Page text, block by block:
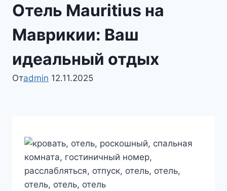
Отель Mauritius на
Маврикии: Ваш
идеальный отдых
Отadmin 12.11.2025